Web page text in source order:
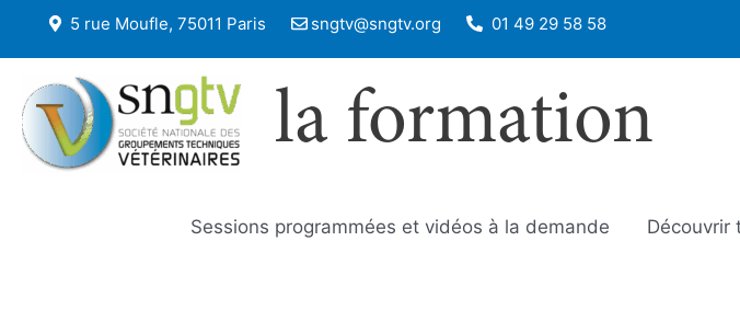
5 rue Moufle, 75011 Paris sngtv@sngtv.org 01 49 29 58 58
la formation
Sessions programmées et vidéos à la demande Découvrir